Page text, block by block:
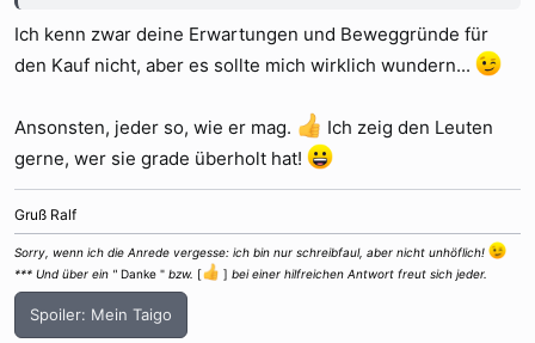
Ich kenn zwar deine Erwartungen und Beweggründe für
den Kauf nicht, aber es sollte mich wirklich wundern...
Ansonsten, jeder so, wie er mag.
Ich zeig den Leuten
gerne, wer sie grade überholt hat!
Gruß Ralf
Sorry, wenn ich die Anrede vergesse: ich bin nur schreibfaul, aber nicht unhöflich!
*** Und über ein " Danke " bzw. [ ] bei einer hilfreichen Antwort freut sich jeder.
Spoiler: Mein Taigo